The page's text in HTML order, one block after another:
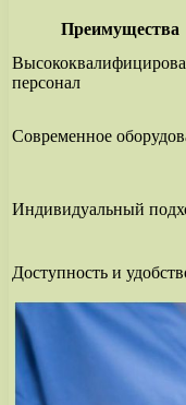
Преимущества
персонал
Современное
Индивидуальный
Доступность и